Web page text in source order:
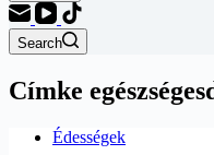
Search
Címke
Édességek